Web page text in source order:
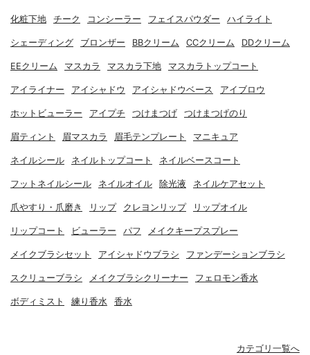
化粧下地 チーク コンシーラー フェイスパウダー ハイライト
シェーディング ブロンザー BBクリーム CCクリーム DDクリーム
EEクリーム マスカラ マスカラ下地 マスカラトップコート
アイライナー アイシャドウ アイシャドウベース アイブロウ
ホットビューラー アイプチ つけまつげ つけまつげのり
眉ティント 眉マスカラ 眉毛テンプレート マニキュア
ネイルシール ネイルトップコート ネイルベースコート
フットネイルシール ネイルオイル 除光液 ネイルケアセット
爪やすり・爪磨き リップ クレヨンリップ リップオイル
リップコート ビューラー パフ メイクキープスプレー
メイクブラシセット アイシャドウブラシ ファンデーションブラシ
スクリューブラシ メイクブラシクリーナー フェロモン香水
ボディミスト 練り香水 香水
カテゴリ一覧へ